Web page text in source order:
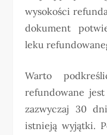
wysokości
dokument
leku
Warto
refundowane
zazwyczaj 30
istnieją wyjątki.